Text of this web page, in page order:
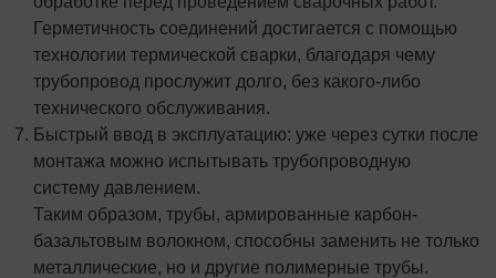
Герметичность соединений достигается с помощью
технологии термической сварки, благодаря чему
трубопровод прослужит долго, без какого-либо
технического обслуживания.
Быстрый ввод в эксплуатацию: уже через сутки после
монтажа можно испытывать трубопроводную
систему давлением.
Таким образом, трубы, армированные карбон-
базальтовым волокном, способны заменить не только
металлические, но и другие полимерные трубы.